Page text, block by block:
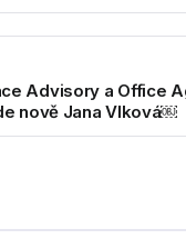
Advisory a Office
nově Jana Vlková￼